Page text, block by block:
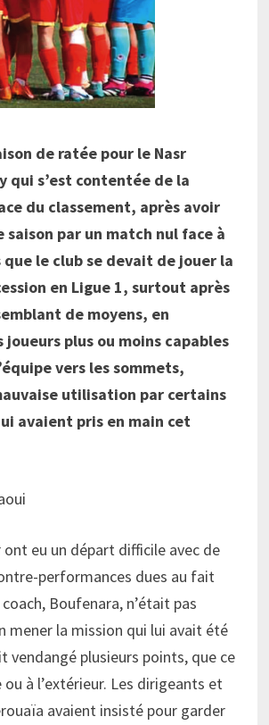
de ratée pour le Nasr
qui s’est contentée de la
du classement, après avoir
par un match nul face à
que le club se devait de jouer la
en Ligue 1, surtout après
de moyens, en
plus ou moins capables
vers les sommets,
utilisation par certains
avaient pris en main cet
ont eu un départ difficile avec de
performances dues au fait
Boufenara, n’était pas
mener la mission qui lui avait été
vendangé plusieurs points, que ce
à l’extérieur. Les dirigeants et
avaient insisté pour garder